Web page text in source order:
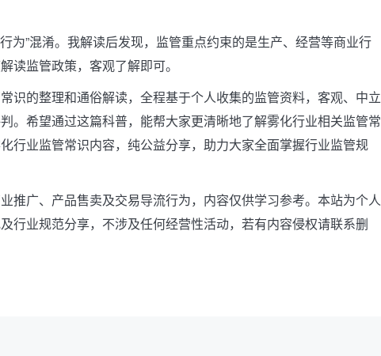
为”混淆。我解读后发现，监管重点约束的是生产、经营等商业行
读监管政策，客观了解即可。
识的整理和通俗解读，全程基于个人收集的监管资料，客观、中立
。希望通过这篇科普，能帮大家更清晰地了解雾化行业相关监管常
行业监管常识内容，纯公益分享，助力大家全面掌握行业监管规
推广、产品售卖及交易导流行为，内容仅供学习参考。本站为个人
行业规范分享，不涉及任何经营性活动，若有内容侵权请联系删